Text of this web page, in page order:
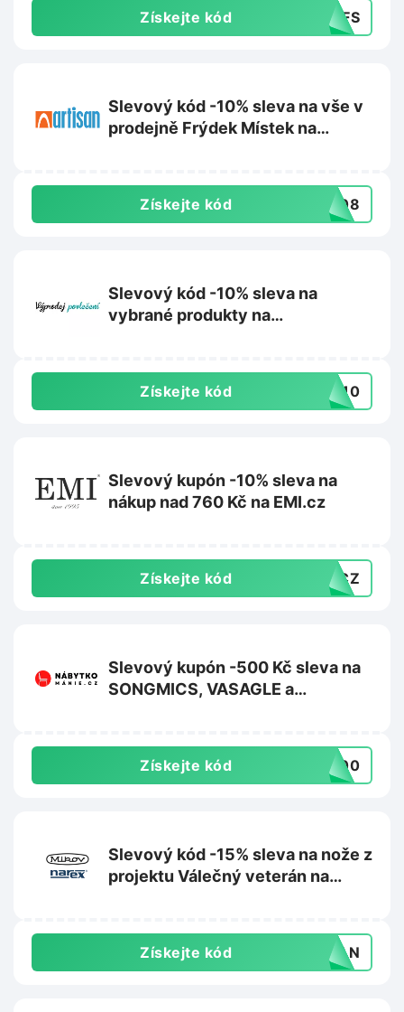
Získejte kód 54FS
Slevový kód -10% sleva na vše v
prodejně Frýdek Místek na
Získejte kód 0808
Slevový kód -10% sleva na
vybrané produkty na
Získejte kód TS10
Slevový kupón -10% sleva na
nákup nad 760 Kč na EMI.cz
Získejte kód 10CZ
Slevový kupón -500 Kč sleva na
SONGMICS, VASAGLE a
Získejte kód -500
Slevový kód -15% sleva na nože z
projektu Válečný veterán na
Získejte kód ERAN